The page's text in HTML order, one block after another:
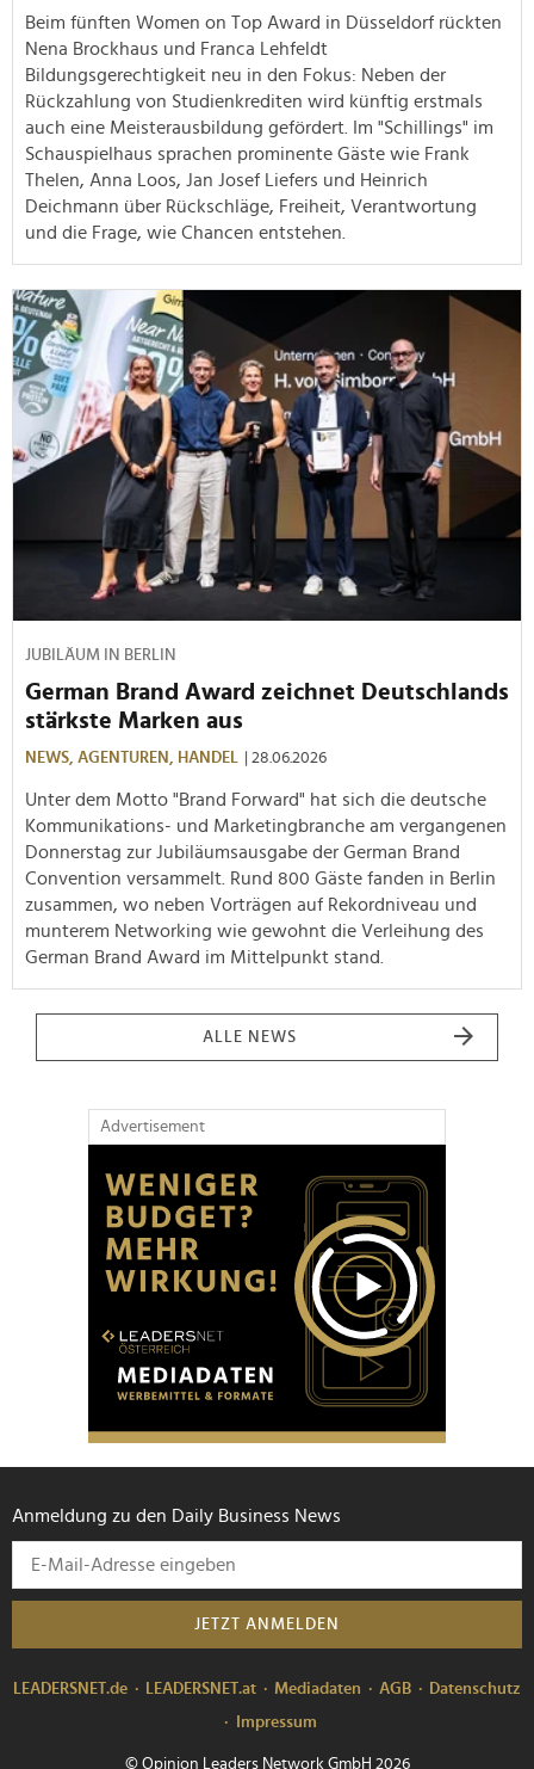
Beim fünften Women on Top Award in Düsseldorf rückten
Nena Brockhaus und Franca Lehfeldt
Bildungsgerechtigkeit neu in den Fokus: Neben der
Rückzahlung von Studienkrediten wird künftig erstmals
auch eine Meisterausbildung gefördert. Im "Schillings" im
Schauspielhaus sprachen prominente Gäste wie Frank
Thelen, Anna Loos, Jan Josef Liefers und Heinrich
Deichmann über Rückschläge, Freiheit, Verantwortung
und die Frage, wie Chancen entstehen.
JUBILÄUM IN BERLIN
German Brand Award zeichnet Deutschlands
stärkste Marken aus
NEWS, AGENTUREN, HANDEL | 28.06.2026
Unter dem Motto "Brand Forward" hat sich die deutsche
Kommunikations- und Marketingbranche am vergangenen
Donnerstag zur Jubiläumsausgabe der German Brand
Convention versammelt. Rund 800 Gäste fanden in Berlin
zusammen, wo neben Vorträgen auf Rekordniveau und
munterem Networking wie gewohnt die Verleihung des
German Brand Award im Mittelpunkt stand.
ALLE NEWS
Advertisement
Anmeldung zu den Daily Business News
JETZT ANMELDEN
LEADERSNET.de LEADERSNET.at Mediadaten AGB
Datenschutz
Impressum
© Opinion Leaders Network GmbH 2026